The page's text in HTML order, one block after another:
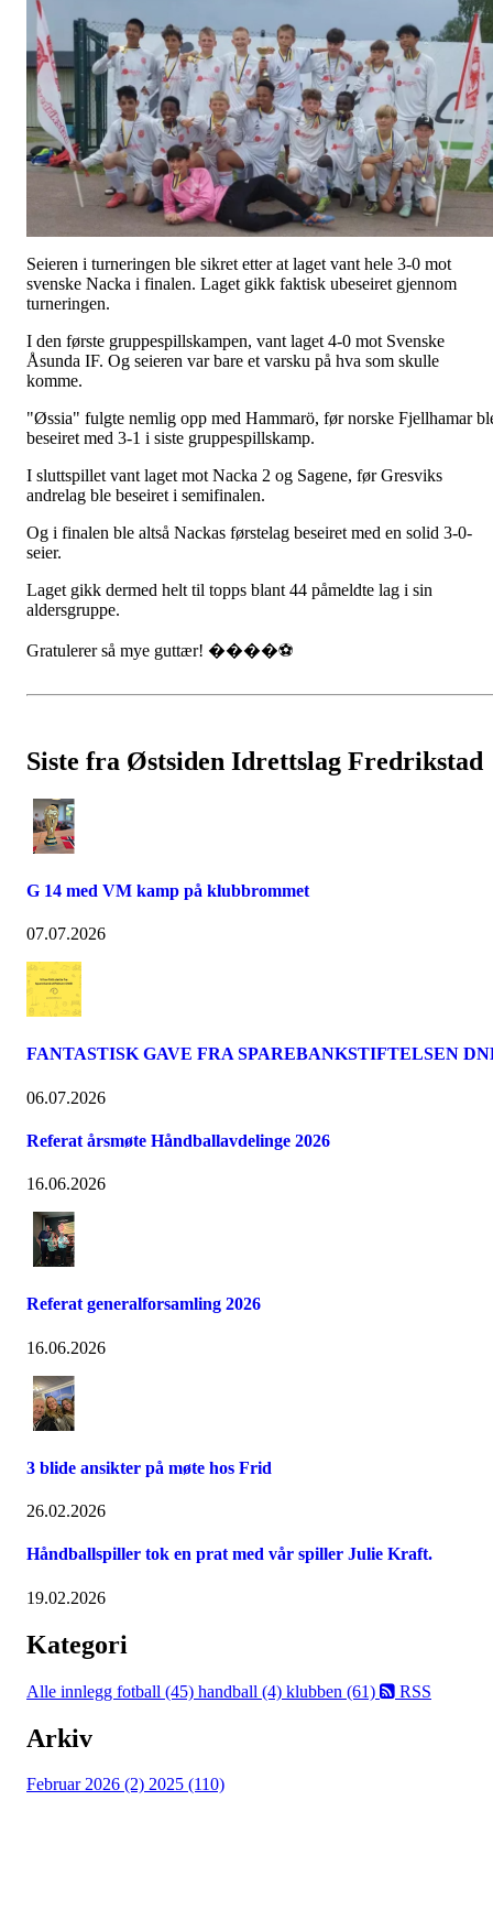
Seieren i turneringen ble sikret etter at laget vant hele 3-0 mot
svenske Nacka i finalen. Laget gikk faktisk ubeseiret gjennom
turneringen.
I den første gruppespillskampen, vant laget 4-0 mot Svenske
Åsunda IF. Og seieren var bare et varsku på hva som skulle
komme.
"Øssia" fulgte nemlig opp med Hammarö, før norske Fjellhamar
beseiret med 3-1 i siste gruppespillskamp.
I sluttspillet vant laget mot Nacka 2 og Sagene, før Gresviks
andrelag ble beseiret i semifinalen.
Og i finalen ble altså Nackas førstelag beseiret med en solid 3-0-
seier.
Laget gikk dermed helt til topps blant 44 påmeldte lag i sin
aldersgruppe.
Gratulerer så mye guttær! ����⚽️
Siste fra Østsiden Idrettslag Fredrikstad
G 14 med VM kamp på klubbrommet
07.07.2026
FANTASTISK GAVE FRA SPAREBANKSTIFTELSEN
06.07.2026
Referat årsmøte Håndballavdelinge 2026
16.06.2026
Referat generalforsamling 2026
16.06.2026
3 blide ansikter på møte hos Frid
26.02.2026
Håndballspiller tok en prat med vår spiller Julie Kraft.
19.02.2026
Kategori
Alle innlegg fotball (45) handball (4) klubben (61) RSS
Arkiv
Februar 2026 (2) 2025 (110)